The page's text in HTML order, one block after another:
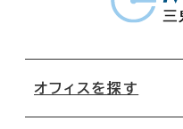
オフィスを探す